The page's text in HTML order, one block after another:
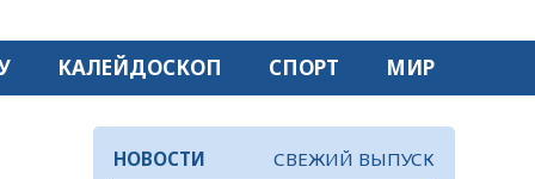
КАЛЕЙДОСКОП СПОРТ МИР
НОВОСТИ СВЕЖИЙ ВЫПУСК